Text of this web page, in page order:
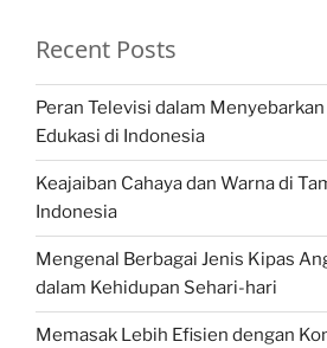
Recent Posts
Peran Televisi dalam
Edukasi di Indonesia
Keajaiban Cahaya dan Warna di
Indonesia
Mengenal Berbagai Jenis Kipas
dalam Kehidupan Sehari-hari
Memasak Lebih Efisien dengan